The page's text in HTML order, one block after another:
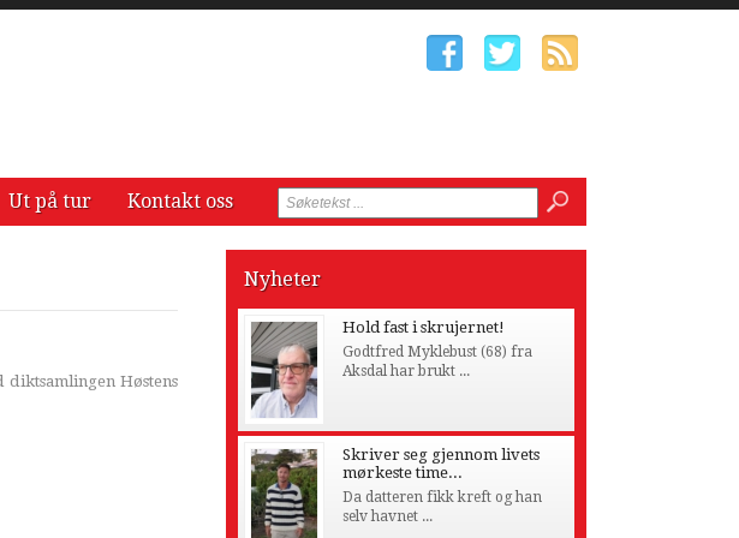
Ut på tur Kontakt oss
Høstens
Nyheter
Hold fast i skrujernet!
Godtfred Myklebust (68) fra
Aksdal har brukt ...
Skriver seg gjennom livets
mørkeste time...
Da datteren fikk kreft og han
selv havnet ...